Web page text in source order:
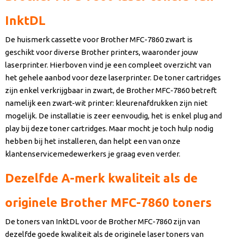
InktDL
De huismerk cassette voor Brother MFC-7860 zwart is
geschikt voor diverse Brother printers, waaronder jouw
laserprinter. Hierboven vind je een compleet overzicht van
het gehele aanbod voor deze laserprinter. De toner cartridges
zijn enkel verkrijgbaar in zwart, de Brother MFC-7860 betreft
namelijk een zwart-wit printer: kleurenafdrukken zijn niet
mogelijk. De installatie is zeer eenvoudig, het is enkel plug and
play bij deze toner cartridges. Maar mocht je toch hulp nodig
hebben bij het installeren, dan helpt een van onze
klantenservicemedewerkers je graag even verder.
Dezelfde A-merk kwaliteit als de
originele Brother MFC-7860 toners
De toners van InktDL voor de Brother MFC-7860 zijn van
dezelfde goede kwaliteit als de originele laser toners van